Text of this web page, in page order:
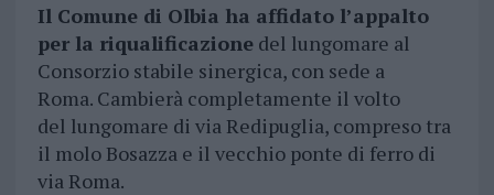
Il Comune di Olbia ha affidato l’appalto
per la riqualificazionedel lungomare al
Consorzio stabile sinergica, con sede a
Roma. Cambierà completamente il volto
del lungomare di via Redipuglia, compreso tra
il molo Bosazza e il vecchio ponte di ferro di
via Roma.